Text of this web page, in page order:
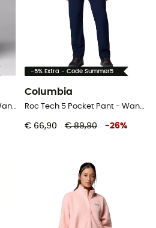
Roc Tech 5 Pocket Pant - Wandelbroek - Heren
-5% Extra - Code Summer5
Columbia
Roc Tech 5 Pocket Pant - Wandelbroek - Heren
€ 66,90 € 89,90 -26%